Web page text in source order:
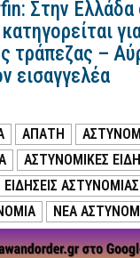
Στην Ελλάδα
τράπεζας –
εισαγγελέα
ΑΠΑΤΗ
ΑΣΤΥΝΟΜΙΚΕΣ
ΕΙΔΗΣΕΙΣ ΑΣΤΥΝΟΜΙΑΣ
ΝΕΑ